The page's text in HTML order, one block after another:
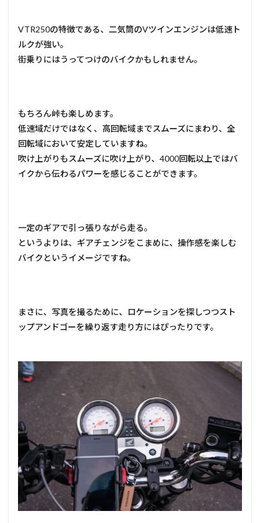
VTR250の特徴である、二気筒のVツインエンジンは低速ト
ルクが強い。
街乗りにはうってつけのバイクかもしれません。
もちろん峠も楽しめます。
低速域だけではなく、高回転域までスムーズにまわり、全
回転域において安定していますね。
吹け上がりもスムーズに吹け上がり、4000回転以上ではバ
イクから伝わるパワーを感じることができます。
一定のギアで引っ張りながら走る。
というよりは、ギアチェンジをこまめに、操作感を楽しむ
バイクというイメージですね。
まさに、写真を撮るために、ロケーションを探しつつスト
ップアンドゴーを繰り返す走り方にはぴったりです。